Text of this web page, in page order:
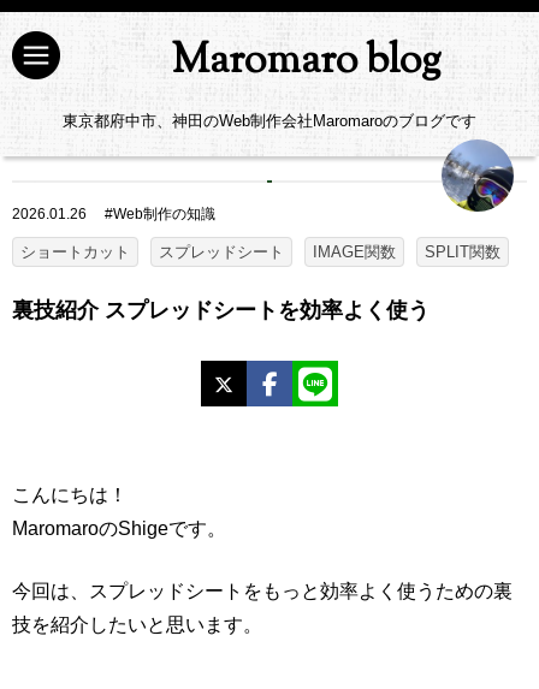
Maromaro blog
東京都府中市、神田のWeb制作会社Maromaroのブログです
2026.01.26 #Web制作の知識
ショートカット スプレッドシート IMAGE関数 SPLIT関数
裏技紹介 スプレッドシートを効率よく使う
Facebook
こんにちは！
MaromaroのShigeです。
今回は、スプレッドシートをもっと効率よく使うための裏
技を紹介したいと思います。